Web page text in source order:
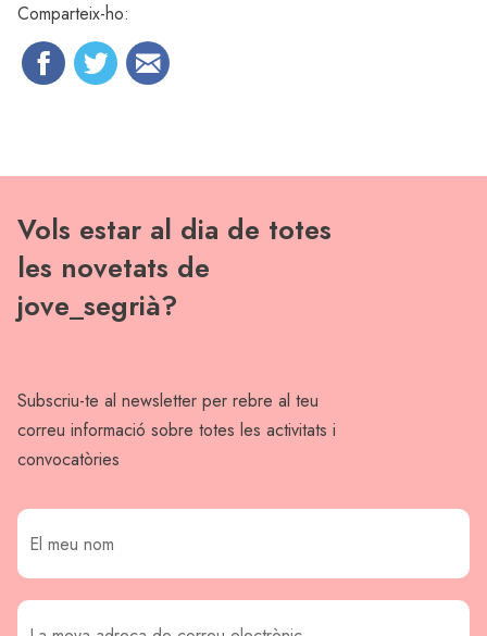
Comparteix-ho:
Vols estar al dia de totes
les novetats de
jove_segrià?
Subscriu-te al newsletter per rebre al teu
correu informació sobre totes les activitats i
convocatòries